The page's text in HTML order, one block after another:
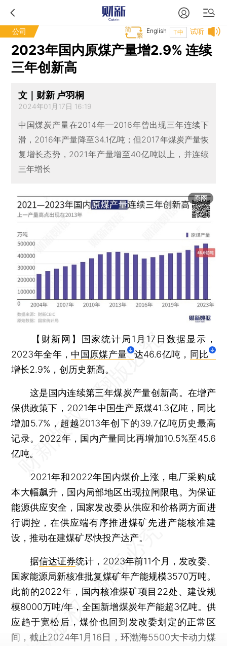
公司 试听
T中
English
2023年国内原煤产量增2.9% 连续
三年创新高
文｜财新 卢羽桐
2024年01月17日 16:19
中国煤炭产量在2014年—2016年曾出现三年连续下
滑，2016年产量降至34.1亿吨；但2017年煤炭产量恢
复增长态势，2021年产量增至40亿吨以上，并连续
三年增长
原图
【财新网】 国家统计局1月17日数据显示，
2023年全年， 中国原煤产量 达46.6亿吨， 同比
增长2.9%，创历史新高。
这是国内连续第三年煤炭产量创新高。在增产
保供政策下，2021年中国生产原煤41.3亿吨，同比
增加5.7%，超越2013年创下的39.7亿吨历史最高
记录。2022年，国内产量同比再增加10.5%至45.6
亿吨。
2021年和2022年国内煤价上涨，电厂采购成
本大幅飙升，国内局部地区出现拉闸限电。为保证
能源供应安全，国家发改委从供应和价格两方面进
行调控，在供应端有序推进煤矿先进产能核准建
设，推动在建煤矿尽快投产达产。
据信达证券统计，2023年前11个月，发改委、
国家能源局新核准批复煤矿年产能规模3570万吨。
此前的2022年，国内核准煤矿项目22处、建设规
模8000万吨/年，全国新增煤炭年产能超3亿吨。供
应趋于宽松后，煤价也回到发改委划定的正常区
间，截止2024年1月16日，环渤海5500大卡动力煤